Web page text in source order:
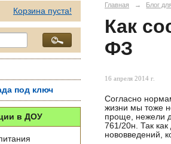
Корзина пуста!
под ключ
в ДОУ
Главная → Блог
Как
ФЗ
16 апреля 2014 г.
Согласно
жизни мы тоже
проще, нежели
761/20н. Так
нововведений,